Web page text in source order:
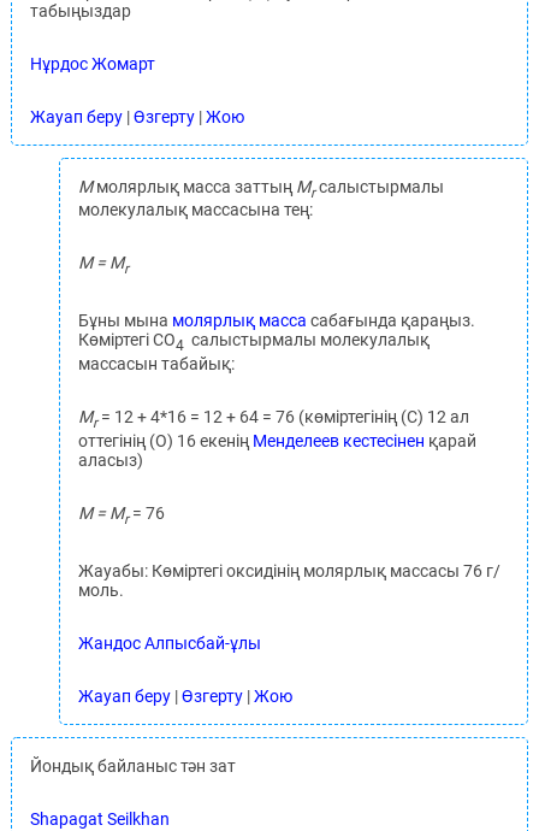
табыңыздар
Нұрдос Жомарт
Жауап беру|Өзгерту|Жою
Mмолярлық масса заттың Mrсалыстырмалы
молекулалық массасына тең:
M = Mr
Бұны мына молярлық масса сабағында қараңыз.
Көміртегі CO4 салыстырмалы молекулалық
массасын табайық:
Mr = 12 + 4*16 = 12 + 64 = 76 (көміртегінің (C) 12 ал
оттегінің (O) 16 екенің Менделеев кестесінен қарай
аласыз)
M = Mr= 76
Жауабы: Көміртегі оксидінің молярлық массасы 76 г/
моль.
Жандос Алпысбай-ұлы
Жауап беру|Өзгерту|Жою
Йондық байланыс тән зат
Shapagat Seilkhan